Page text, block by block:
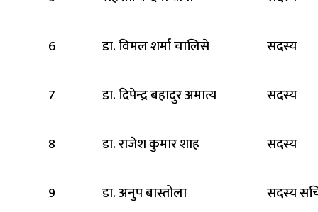
6 डा. विमल शर्मा चालिसे सदस्य
7 डा. दिपेन्द्र बहादुर अमात्य सदस्य
8 डा. राजेश कुमार शाह सदस्य
9 डा. अनुप बास्तोला सदस्य